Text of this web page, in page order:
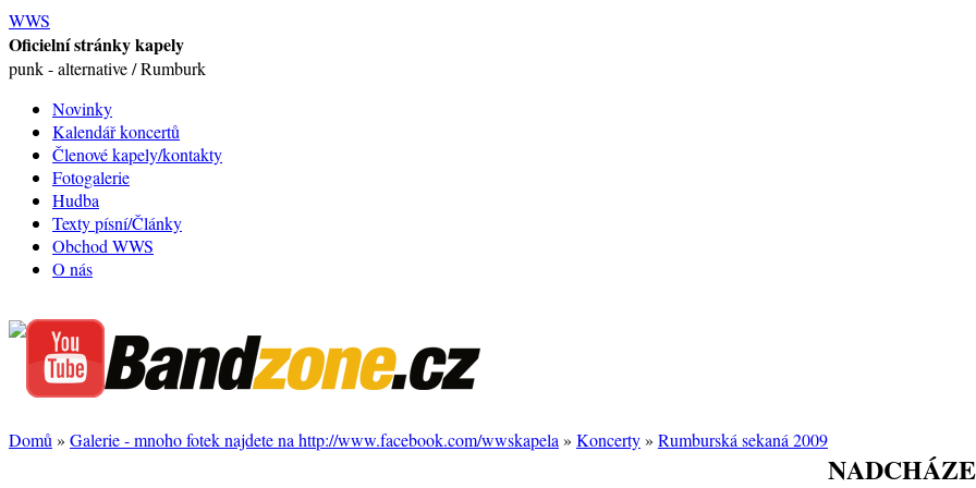
WWS
Oficielní stránky kapely
punk - alternative / Rumburk
Novinky
Kalendář koncertů
Členové kapely/kontakty
Fotogalerie
Hudba
Texty písní/Články
Obchod WWS
O nás
Domů » Galerie - mnoho fotek najdete na http://www.facebook.com/wwskapela » Koncerty» Rumburská sekaná 2009